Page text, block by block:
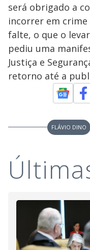
será obrigado a
incorrer em crime
falte, o que o
pediu uma
Justiça e
retorno até a
FLÁVIO DINO